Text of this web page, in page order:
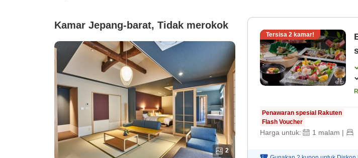
Kamar Jepang-barat, Tidak merokok
2
Tersisa 2 kamar!
Penawaran spesial Rakuten
Flash Voucher
Harga untuk: 1 malam |